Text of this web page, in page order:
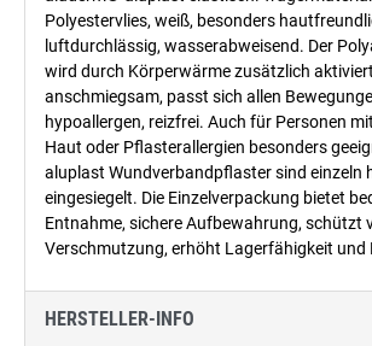
Polyestervlies, weiß, besonders
luftdurchlässig, wasserabweisend. Der
wird durch Körperwärme zusätzlich
anschmiegsam, passt sich allen
hypoallergen, reizfrei. Auch für Personen
Haut oder Pflasterallergien besonders
aluplast Wundverbandpflaster sind einzeln
eingesiegelt. Die Einzelverpackung bietet
Entnahme, sichere Aufbewahrung, schützt
Verschmutzung, erhöht Lagerfähigkeit und
HERSTELLER-INFO